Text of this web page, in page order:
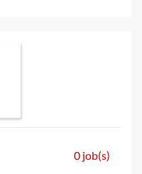
0 job(s)